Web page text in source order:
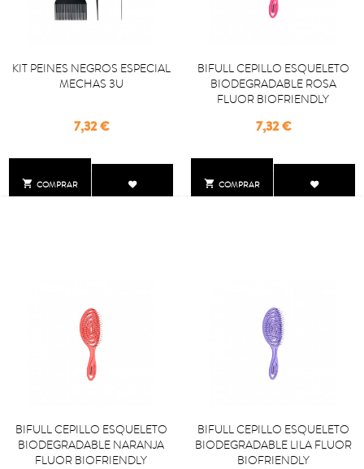
 COMPRAR
KIT PEINES NEGROS ESPECIAL
MECHAS 3U
Precio
7,32 €
 COMPRAR
BIFULL CEPILLO ESQUELETO
BIODEGRADABLE ROSA
FLUOR BIOFRIENDLY
Precio
7,32 €
BIFULL CEPILLO ESQUELETO
BIODEGRADABLE NARANJA
FLUOR BIOFRIENDLY
BIFULL CEPILLO ESQUELETO
BIODEGRADABLE LILA FLUOR
BIOFRIENDLY